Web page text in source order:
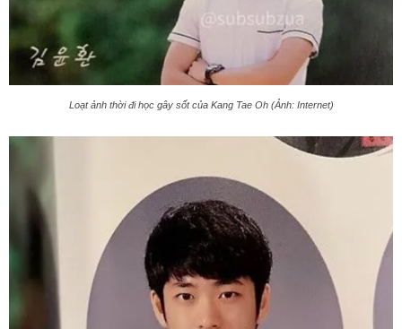
Loạt ảnh thời đi học gây sốt của Kang Tae Oh (Ảnh: Internet)